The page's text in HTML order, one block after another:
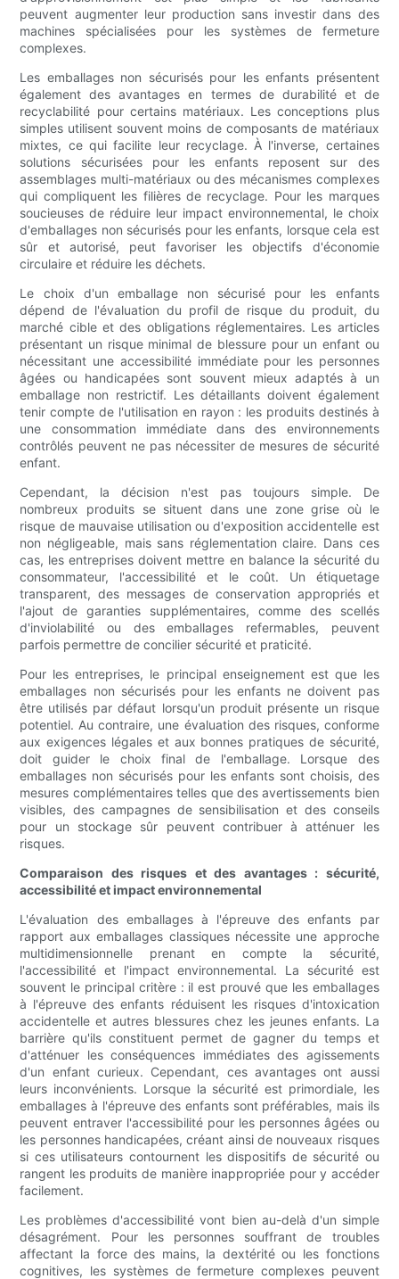
peuvent augmenter leur production sans investir dans des
machines spécialisées pour les systèmes de fermeture
complexes.
Les emballages non sécurisés pour les enfants présentent
également des avantages en termes de durabilité et de
recyclabilité pour certains matériaux. Les conceptions plus
simples utilisent souvent moins de composants de matériaux
mixtes, ce qui facilite leur recyclage. À l'inverse, certaines
solutions sécurisées pour les enfants reposent sur des
assemblages multi-matériaux ou des mécanismes complexes
qui compliquent les filières de recyclage. Pour les marques
soucieuses de réduire leur impact environnemental, le choix
d'emballages non sécurisés pour les enfants, lorsque cela est
sûr et autorisé, peut favoriser les objectifs d'économie
circulaire et réduire les déchets.
Le choix d'un emballage non sécurisé pour les enfants
dépend de l'évaluation du profil de risque du produit, du
marché cible et des obligations réglementaires. Les articles
présentant un risque minimal de blessure pour un enfant ou
nécessitant une accessibilité immédiate pour les personnes
âgées ou handicapées sont souvent mieux adaptés à un
emballage non restrictif. Les détaillants doivent également
tenir compte de l'utilisation en rayon : les produits destinés à
une consommation immédiate dans des environnements
contrôlés peuvent ne pas nécessiter de mesures de sécurité
enfant.
Cependant, la décision n'est pas toujours simple. De
nombreux produits se situent dans une zone grise où le
risque de mauvaise utilisation ou d'exposition accidentelle est
non négligeable, mais sans réglementation claire. Dans ces
cas, les entreprises doivent mettre en balance la sécurité du
consommateur, l'accessibilité et le coût. Un étiquetage
transparent, des messages de conservation appropriés et
l'ajout de garanties supplémentaires, comme des scellés
d'inviolabilité ou des emballages refermables, peuvent
parfois permettre de concilier sécurité et praticité.
Pour les entreprises, le principal enseignement est que les
emballages non sécurisés pour les enfants ne doivent pas
être utilisés par défaut lorsqu'un produit présente un risque
potentiel. Au contraire, une évaluation des risques, conforme
aux exigences légales et aux bonnes pratiques de sécurité,
doit guider le choix final de l'emballage. Lorsque des
emballages non sécurisés pour les enfants sont choisis, des
mesures complémentaires telles que des avertissements bien
visibles, des campagnes de sensibilisation et des conseils
pour un stockage sûr peuvent contribuer à atténuer les
risques.
Comparaison des risques et des avantages : sécurité,
accessibilité et impact environnemental
L'évaluation des emballages à l'épreuve des enfants par
rapport aux emballages classiques nécessite une approche
multidimensionnelle prenant en compte la sécurité,
l'accessibilité et l'impact environnemental. La sécurité est
souvent le principal critère : il est prouvé que les emballages
à l'épreuve des enfants réduisent les risques d'intoxication
accidentelle et autres blessures chez les jeunes enfants. La
barrière qu'ils constituent permet de gagner du temps et
d'atténuer les conséquences immédiates des agissements
d'un enfant curieux. Cependant, ces avantages ont aussi
leurs inconvénients. Lorsque la sécurité est primordiale, les
emballages à l'épreuve des enfants sont préférables, mais ils
peuvent entraver l'accessibilité pour les personnes âgées ou
les personnes handicapées, créant ainsi de nouveaux risques
si ces utilisateurs contournent les dispositifs de sécurité ou
rangent les produits de manière inappropriée pour y accéder
facilement.
Les problèmes d'accessibilité vont bien au-delà d'un simple
désagrément. Pour les personnes souffrant de troubles
affectant la force des mains, la dextérité ou les fonctions
cognitives, les systèmes de fermeture complexes peuvent